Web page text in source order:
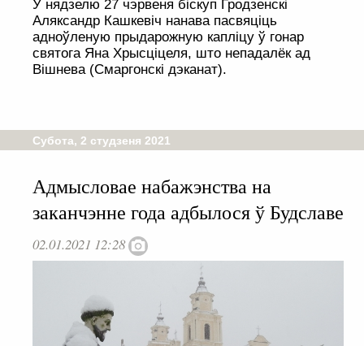
У нядзелю 27 чэрвеня біскуп Гродзенскі
Аляксандр Кашкевіч нанава пасвяціць
адноўленую прыдарожную капліцу ў гонар
святога Яна Хрысціцеля, што непадалёк ад
Вішнева (Смаргонскі дэканат).
Субота, 2 студзеня 2021
Адмысловае набажэнства на
заканчэнне года адбылося ў Будславе
02.01.2021 12:28